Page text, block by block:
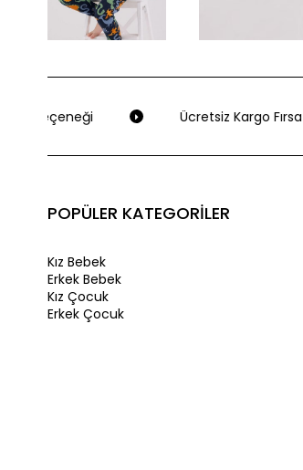
Seçeneği Ücretsiz Kargo Fırsatı
POPÜLER KATEGORİLER
Kız Bebek
Erkek Bebek
Kız Çocuk
Erkek Çocuk